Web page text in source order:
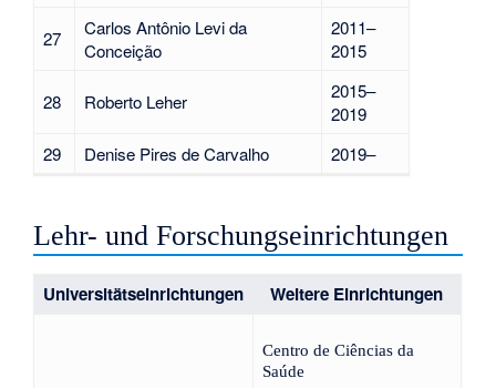
27
Carlos Antônio Levi da
Conceição
2011–
2015
28 Roberto Leher
2015–
2019
29
Denise Pires de Carvalho 2019–
Lehr- und Forschungseinrichtungen
Universitätseinrichtungen Weitere Einrichtungen
Centro de Ciências da
Saúde